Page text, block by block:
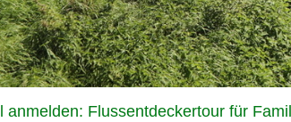
anmelden: Flussentdeckertour für